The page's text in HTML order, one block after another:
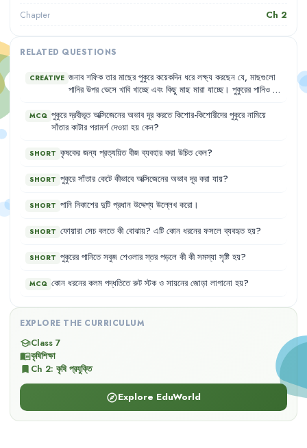
Chapter Ch 2
RELATED QUESTIONS
CREATIVE জনাব শফিক তার মাছের পুকুরে কয়েকদিন ধরে লক্ষ্য করছেন যে, মাছগুলো
পানির উপর ভেসে খাবি খাচ্ছে এবং কিছু মাছ মারা যাচ্ছে। পুকুরের পানিও ঘন
প্রতিবেশী রফিক সাহেব তাকে পুকুরের পরিবেশ উন্নত করার জন্য কিছু পরামর্শ
দিলেন।
MCQ পুকুরে দ্রবীভূত অক্সিজেনের অভাব দূর করতে কিশোর-কিশোরীদের পুকুরে নামিয়ে
সাঁতার কাটার পরামর্শ দেওয়া হয় কেন?
SHORT কৃষকের জন্য প্রত্যয়িত বীজ ব্যবহার করা উচিত কেন?
SHORT পুকুরে সাঁতার কেটে কীভাবে অক্সিজেনের অভাব দূর করা যায়?
SHORT পানি নিকাশের দুটি প্রধান উদ্দেশ্য উল্লেখ করো ।
SHORT ফোয়ারা সেচ বলতে কী বোঝায়? এটি কোন ধরনের ফসলে ব্যবহৃত হয়?
SHORT পুকুরের পানিতে সবুজ শেওলার স্তর পড়লে কী কী সমস্যা সৃষ্টি হয়?
MCQ কোন ধরনের কলম পদ্ধতিতে রুট স্টক ও সায়নের জোড়া লাগানো হয়?
EXPLORE THE CURRICULUM
schoolClass 7
menu_bookকৃষিশিক্ষা
bookmark Ch 2: কৃষি প্রযুক্তি
exploreExplore EduWorld